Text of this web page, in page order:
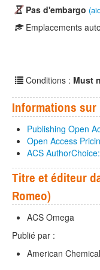
Pas d'embargo
Emplacements
Conditions : Must
Informations
Publishing Open
Open Access
ACS
Titre et éditeur
Romeo)
ACS Omega
Publié par :
American